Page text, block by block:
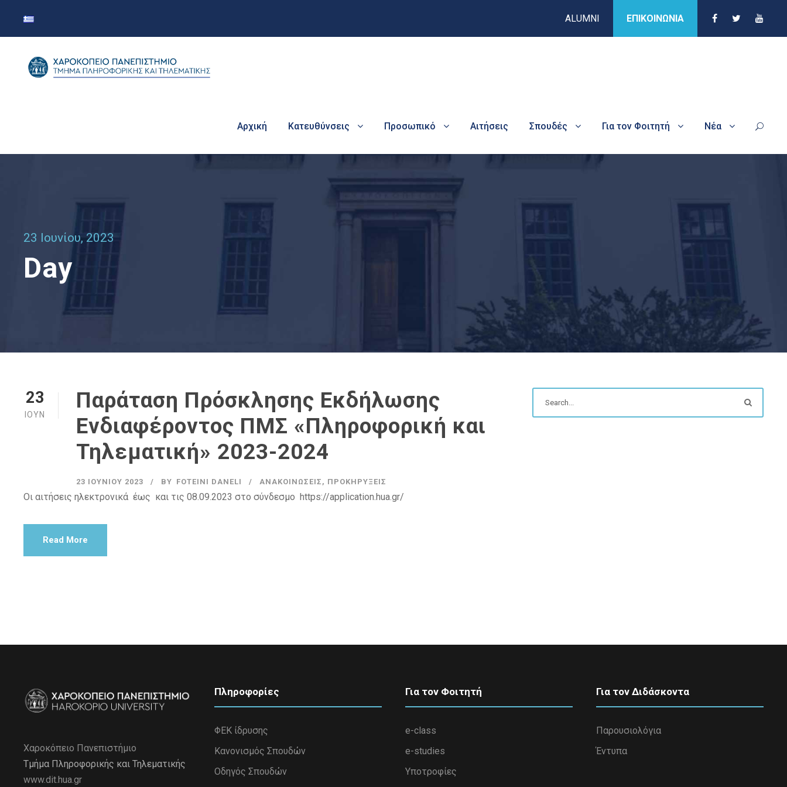
ALUMNI ΕΠΙΚΟΙΝΩΝΙΑ
Αρχική Κατευθύνσεις Προσωπικό Αιτήσεις Σπουδές Για τον Φοιτητή Νέα
23 Ιουνίου, 2023
Day
23
ΙΟΎΝ
Παράταση Πρόσκλησης Εκδήλωσης
Ενδιαφέροντος ΠΜΣ «Πληροφορική και
Τηλεματική» 2023-2024
23 ΙΟΥΝΊΟΥ 2023 BY FOTEINI DANELI ΑΝΑΚΟΙΝΏΣΕΙΣ , ΠΡΟΚΗΡΎΞΕΙΣ
Οι αιτήσεις ηλεκτρονικά έως και τις 08.09.2023 στο σύνδεσμο https://application.hua.gr/
Read More
Χαροκόπειο Πανεπιστήμιο
Τμήμα Πληροφορικής και Τηλεματικής
www.dit.hua.gr
Πληροφορίες
ΦΕΚ ίδρυσης
Κανονισμός Σπουδών
Οδηγός Σπουδών
Για τον Φοιτητή
e-class
e-studies
Υποτροφίες
Για τον Διδάσκοντα
Παρουσιολόγια
Έντυπα